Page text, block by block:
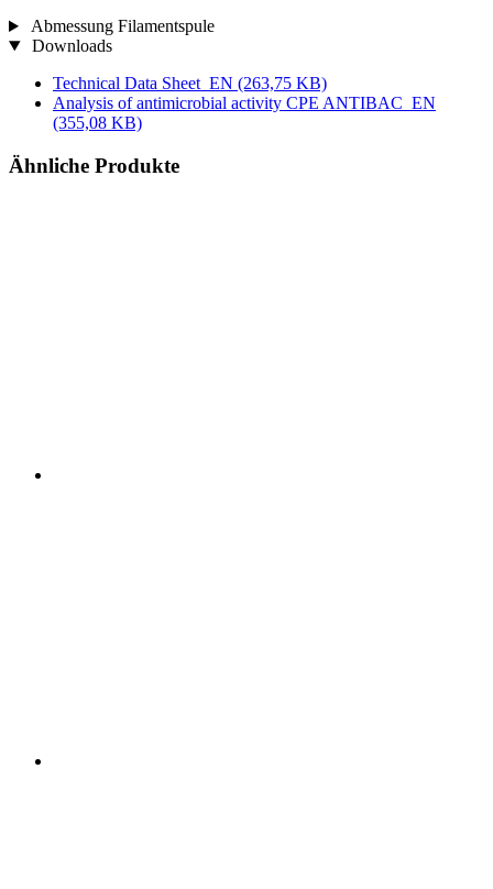
Abmessung Filamentspule
Downloads
Technical Data Sheet_EN (263,75 KB)
Analysis of antimicrobial activity CPE ANTIBAC_EN
(355,08 KB)
Ähnliche Produkte